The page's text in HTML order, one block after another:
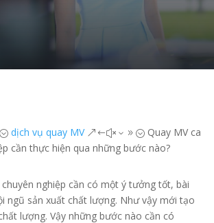
dịch vụ quay MV &#x39; Quay MV ca
cần thực hiện qua những bước nào?
chuyên nghiệp cần có một ý tưởng tốt, bài
ngũ sản xuất chất lượng. Như vậy mới tạo
lượng. Vậy những bước nào cần có